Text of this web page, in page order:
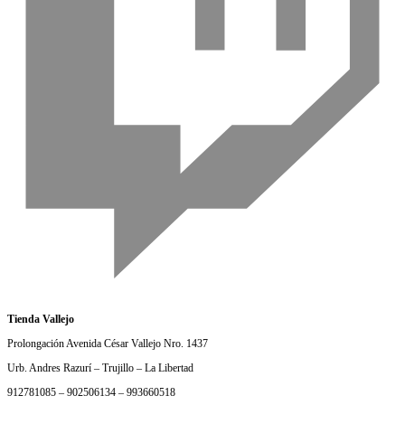
Tienda Vallejo
Prolongación Avenida César Vallejo Nro. 1437
Urb. Andres Razurí – Trujillo – La Libertad
912781085 – 902506134 – 993660518